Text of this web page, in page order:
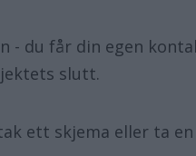
- du får din egen
slutt.
ett skjema eller ta